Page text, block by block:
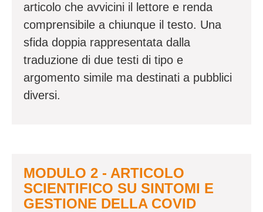
articolo che avvicini il lettore e renda
comprensibile a chiunque il testo. Una
sfida doppia rappresentata dalla
traduzione di due testi di tipo e
argomento simile ma destinati a pubblici
diversi.
MODULO 2 - ARTICOLO
SCIENTIFICO SU SINTOMI E
GESTIONE DELLA COVID